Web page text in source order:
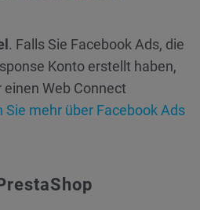
. Falls Sie Facebook Ads, die
Konto erstellt haben,
Web Connect
Sie mehr über Facebook Ads